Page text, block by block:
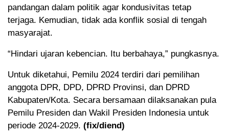
pandangan dalam politik agar kondusivitas tetap
terjaga. Kemudian, tidak ada konflik sosial di tengah
masyarajat.
“Hindari ujaran kebencian. Itu berbahaya,” pungkasnya.
Untuk diketahui, Pemilu 2024 terdiri dari pemilihan
anggota DPR, DPD, DPRD Provinsi, dan DPRD
Kabupaten/Kota. Secara bersamaan dilaksanakan pula
Pemilu Presiden dan Wakil Presiden Indonesia untuk
periode 2024-2029. (fix/diend)